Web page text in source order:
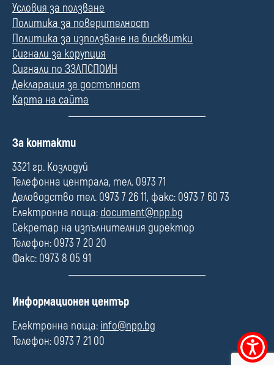
Меню
за
Условия за ползване
Политика за поверителност
Политика за използване на бисквитки
Сигнали за корупция
Сигнали по ЗЗЛПСПОИН
Декларация за достъпност
Карта на сайта
П
л
е
За контакти
3321 гр. Козлодуй
Телефонна централа, тел. 0973 71
Деловодство тел. 0973 7 26 11, факс: 0973 7 60 73
Електронна поща: document@npp.bg
Секретар на изпълнителния директор
Телефон: 0973 7 20 20
Факс: 0973 8 05 91
П
л
е
Информационен център
Електронна поща: info@npp.bg
Телефон: 0973 7 21 00